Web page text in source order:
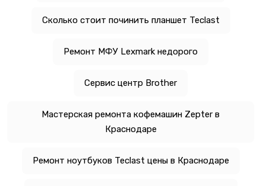
Сколько стоит починить планшет Teclast
Ремонт МФУ Lexmark недорого
Сервис центр Brother
Мастерская ремонта кофемашин Zepter в
Краснодаре
Ремонт ноутбуков Teclast цены в Краснодаре